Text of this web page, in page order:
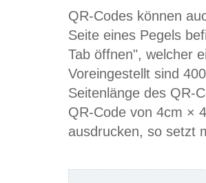
QR-Codes können
Seite eines Pegels
Tab öffnen", welcher
Voreingestellt sind
Seitenlänge des QR-
QR-Code von 4cm ×
ausdrucken, so setzt